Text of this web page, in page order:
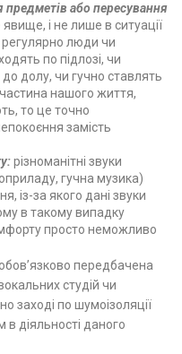
або пересування
і не лише в ситуації
регулярно люди чи
по підлозі, чи
долу, чи гучно ставлять
нашого життя,
то це точно
замість
різноманітні звуки
гучна музика)
із-за якого дані звуки
в такому випадку
просто неможливо
передбачена
студій чи
заході по шумоізоляції
діяльності даного